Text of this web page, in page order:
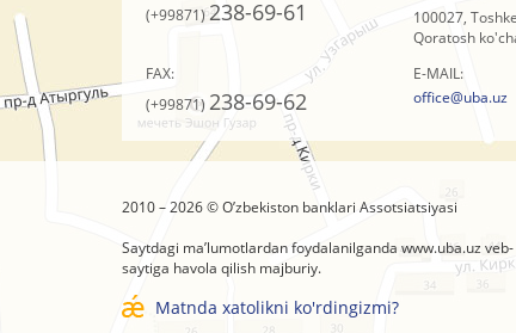
(+99871)238-69-61
100027,
Qoratosh
FAX:
(+99871) 238-69-62
E-MAIL:
office@uba.uz
2010 – 2026 © O’zbеkistоn banklari Assоtsiatsiyasi
Saytdagi ma’lumotlardan foydalanilgandawww.uba.uz veb-
saytiga havola qilish majburiy.
Matnda xatolikni ko'rdingizmi?